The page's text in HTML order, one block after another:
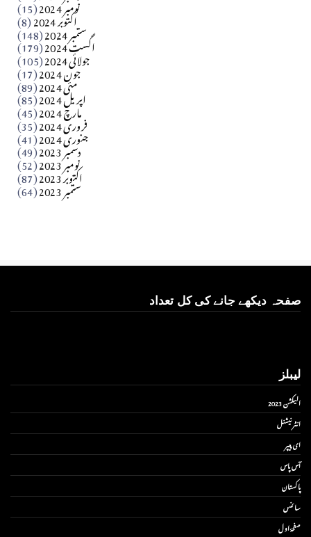
نومبر 2024 (15) اکتوبر 2024 (8) ستمبر 2024 (148) اگست 2024 (179) جولائی 2024 (105) جون 2024 (17) مئی 2024 (89) اپریل 2024 (85) مارچ 2024 (45) فروری 2024 (35) جنوری 2024 (41) دسمبر 2023 (49) نومبر 2023 (52) اکتوبر 2023 (87) ستمبر 2023 (64)
صفحہ دیکھے جانے کی کل تعداد
لیبلز
الیکشن 2023
انٹر نیشنل
ای پیپر
آس پاس
پاکستان
سائنس
صفحۂ اول